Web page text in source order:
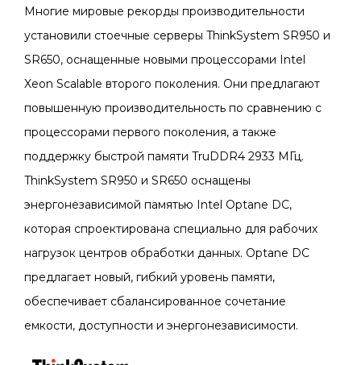
Многие мировые рекорды производительности
установили стоечные серверы ThinkSystem SR950 и
SR650, оснащенные новыми процессорами Intel
Xeon Scalable второго поколения. Они предлагают
повышенную производительность по сравнению с
процессорами первого поколения, а также
поддержку быстрой памяти TruDDR4 2933 МГц.
ThinkSystem SR950 и SR650 оснащены
энергонезависимой памятью Intel Optane DC,
которая спроектирована специально для рабочих
нагрузок центров обработки данных. Optane DC
предлагает новый, гибкий уровень памяти,
обеспечивает сбалансированное сочетание
емкости, доступности и энергонезависимости.